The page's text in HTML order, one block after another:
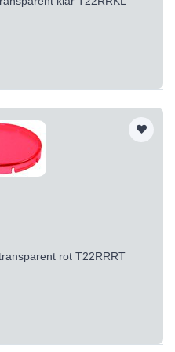
rot T22RRRT